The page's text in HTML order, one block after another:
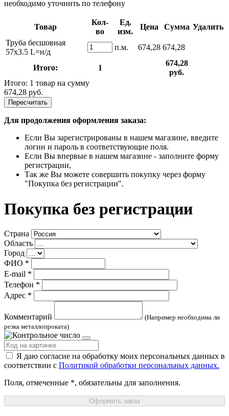
необходимо уточнить по телефону
Товар
Кол-
во
Ед.
изм.
Цена Сумма Удалить
Труба бесшовная
57х3.5 L=н/д
п.м. 674,28 674,28
Итого: 1
674,28
руб.
Итого: 1 товар на сумму
674,28 руб.
Пересчитать
Для продолжения оформления заказа:
Если Вы зарегистрированы в нашем магазине, введите
логин и пароль в соответствующие поля.
Если Вы впервые в нашем магазине - заполните форму
регистрации,
Так же Вы можете совершить покупку через форму
"Покупка без регистрации".
Покупка без регистрации
Страна
Область
Город
ФИО *
E-mail *
Телефон *
Адрес *
Комментарий
(Например необходима ли
резка металлопроката)
Я даю согласие на обработку моих персональных данных в
соответствии с Политикой обработки персональных данных.
Поля, отмеченные *, обязательны для заполнения.
Оформить заказ